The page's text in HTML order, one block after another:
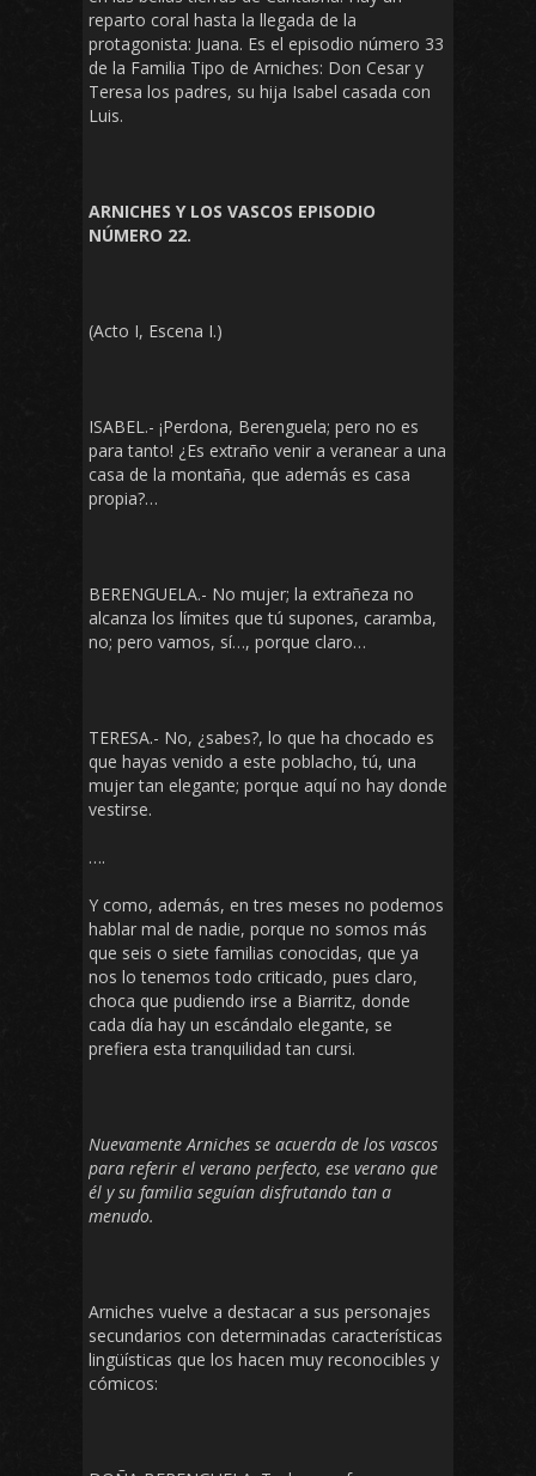
reparto coral hasta la llegada de la
protagonista: Juana. Es el episodio número 33
de la Familia Tipo de Arniches: Don Cesar y
Teresa los padres, su hija Isabel casada con
Luis.
ARNICHES Y LOS VASCOS EPISODIO
NÚMERO 22.
(Acto I, Escena I.)
ISABEL.- ¡Perdona, Berenguela; pero no es
para tanto! ¿Es extraño venir a veranear a una
casa de la montaña, que además es casa
propia?…
BERENGUELA.- No mujer; la extrañeza no
alcanza los límites que tú supones, caramba,
no; pero vamos, sí…, porque claro…
TERESA.- No, ¿sabes?, lo que ha chocado es
que hayas venido a este poblacho, tú, una
mujer tan elegante; porque aquí no hay donde
vestirse.
….
Y como, además, en tres meses no podemos
hablar mal de nadie, porque no somos más
que seis o siete familias conocidas, que ya
nos lo tenemos todo criticado, pues claro,
choca que pudiendo irse a Biarritz, donde
cada día hay un escándalo elegante, se
prefiera esta tranquilidad tan cursi.
Nuevamente Arniches se acuerda de los vascos
para referir el verano perfecto, ese verano que
él y su familia seguían disfrutando tan a
menudo.
Arniches vuelve a destacar a sus personajes
secundarios con determinadas características
lingüísticas que los hacen muy reconocibles y
cómicos: